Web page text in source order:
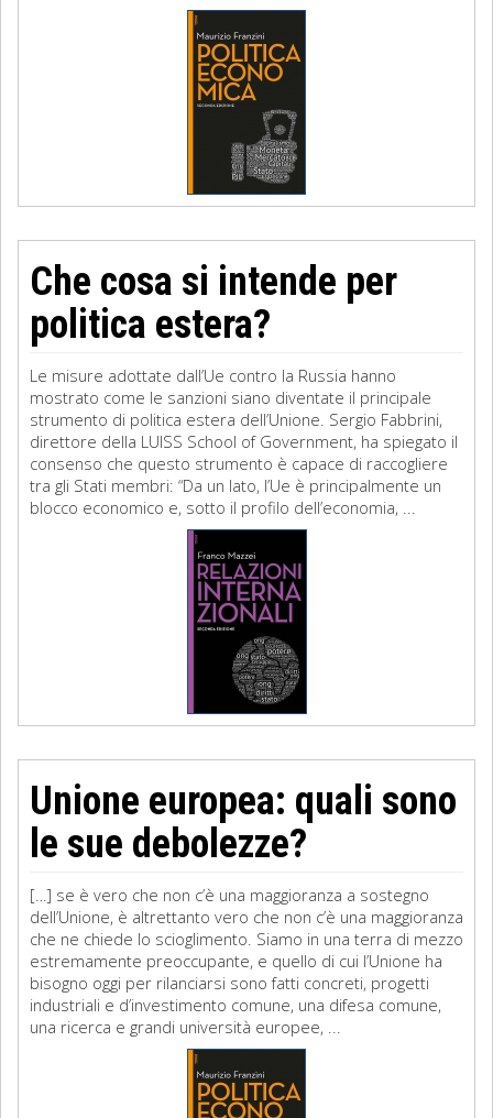
Che cosa si intende per
politica estera?
Le misure adottate dall’Ue contro la Russia hanno
mostrato come le sanzioni siano diventate il principale
strumento di politica estera dell’Unione. Sergio Fabbrini,
direttore della LUISS School of Government, ha spiegato il
consenso che questo strumento è capace di raccogliere
tra gli Stati membri: “Da un lato, l’Ue è principalmente un
blocco economico e, sotto il profilo dell’economia, ...
Unione europea: quali sono
le sue debolezze?
[…] se è vero che non c’è una maggioranza a sostegno
dell’Unione, è altrettanto vero che non c’è una maggioranza
che ne chiede lo scioglimento. Siamo in una terra di mezzo
estremamente preoccupante, e quello di cui l’Unione ha
bisogno oggi per rilanciarsi sono fatti concreti, progetti
industriali e d’investimento comune, una difesa comune,
una ricerca e grandi università europee, ...